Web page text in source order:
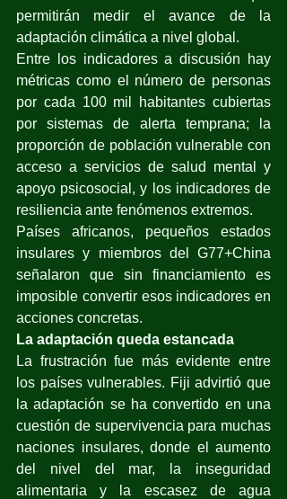
permitirán medir el avance de la
adaptación climática a nivel global.
Entre los indicadores a discusión hay
métricas como el número de personas
por cada 100 mil habitantes cubiertas
por sistemas de alerta temprana; la
proporción de población vulnerable con
acceso a servicios de salud mental y
apoyo psicosocial, y los indicadores de
resiliencia ante fenómenos extremos.
Países africanos, pequeños estados
insulares y miembros del G77+China
señalaron que sin financiamiento es
imposible convertir esos indicadores en
acciones concretas.
La adaptación queda estancada
La frustración fue más evidente entre
los países vulnerables. Fiji advirtió que
la adaptación se ha convertido en una
cuestión de supervivencia para muchas
naciones insulares, donde el aumento
del nivel del mar, la inseguridad
alimentaria y la escasez de agua